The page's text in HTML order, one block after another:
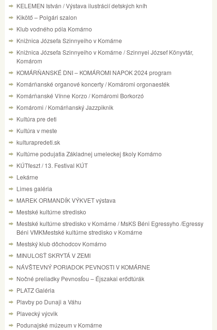
KELEMEN István / Výstava ilustrácií detských kníh
Kikötő – Polgári szalon
Klub vodného póla Komárno
Knižnica Józsefa Szinnyeiho v Komárne
Knižnica Józsefa Szinnyeiho v Komárne / Szinnyei József Könyvtár,
Komárom
KOMÁRŇANSKÉ DNI – KOMÁROMI NAPOK 2024 program
Komárňanské organové koncerty / Komáromi orgonaesték
Komárňanské Vínne Korzo / Komáromi Borkorzó
Komáromi / Komárňanský Jazzpiknik
Kultúra pre deti
Kultúra v meste
kulturapredeti.sk
Kultúrne podujatia Základnej umeleckej školy Komárno
KÚTfeszt / 13. Festival KÚT
Lekárne
Limes galéria
MAREK ORMANDÍK VÝKVET výstava
Mestské kultúrne stredisko
Mestské kultúrne stredisko v Komárne / MsKS Béni Egressyho /Egressy
Béni VMKMestské kultúrne stredisko v Komárne
Mestský klub dôchodcov Komárno
MINULOSŤ SKRYTÁ V ZEMI
NÁVŠTEVNÝ PORIADOK PEVNOSTI V KOMÁRNE
Nočné preliadky Pevnosťou – Éjszakai erődtúrák
PLATZ Galéria
Plavby po Dunaji a Váhu
Plavecký výcvik
Podunajské múzeum v Komárne